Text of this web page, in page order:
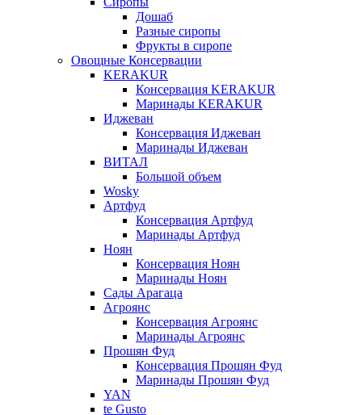
Дошаб
Разные сиропы
Фрукты в сиропе
Овощные Консервации
KERAKUR
Консервация KERAKUR
Маринады KERAKUR
Иджеван
Консервация Иджеван
Маринады Иджеван
ВИТАЛ
Большой объем
Wosky
Артфуд
Консервация Артфуд
Маринады Артфуд
Ноян
Консервация Ноян
Маринады Ноян
Сады Арагаца
Агроянс
Консервация Агроянс
Маринады Агроянс
Прошян Фуд
Консервация Прошян Фуд
Маринады Прошян Фуд
YAN
te Gusto